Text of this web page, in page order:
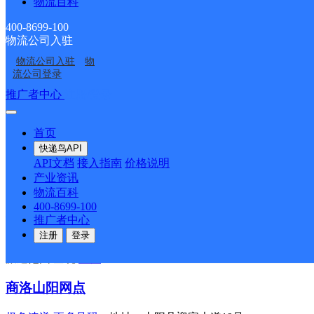
400-8699-100
物流公司入驻
物流公司入驻
物
流公司登录
推广者中心
首页
快递鸟API
API文档 接入指南 价格说明
产业资讯
物流百科
400-8699-100
推广者中心
注册 登录
顺丰速运 更多号码
派送范围:全境
商洛
速尔快递 更多号码
派送范围:C:陈塬街道,城关街道 D:大赵峪街道 L:刘湾街道 S:商
商南县城关镇红丽便利店
顺丰速运 更多号码地址：城关镇金福湾小区门口红丽超市
派送范围:全境
柞水县乾佑镇无量殿秦缘超市店
顺丰速运 更多号码
商洛山阳网点